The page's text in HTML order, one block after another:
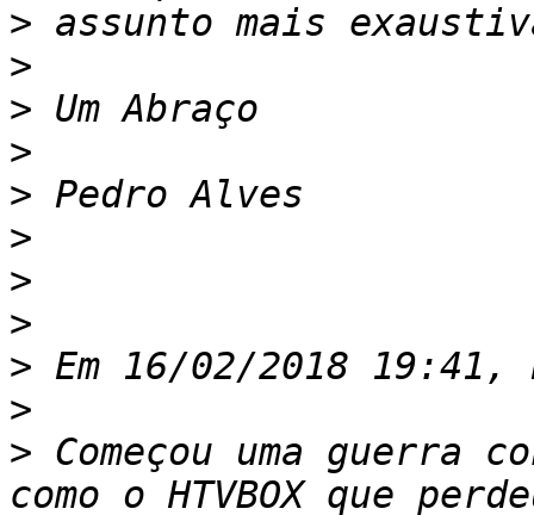
>
>
>
>
>
>
>
>
>
>
> Começou uma guerra